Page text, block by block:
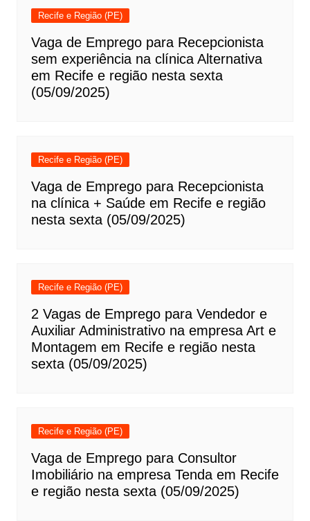
Recife e Região (PE)
Vaga de Emprego para Recepcionista
sem experiência na clínica Alternativa
em Recife e região nesta sexta
(05/09/2025)
Recife e Região (PE)
Vaga de Emprego para Recepcionista
na clínica + Saúde em Recife e região
nesta sexta (05/09/2025)
Recife e Região (PE)
2 Vagas de Emprego para Vendedor e
Auxiliar Administrativo na empresa Art e
Montagem em Recife e região nesta
sexta (05/09/2025)
Recife e Região (PE)
Vaga de Emprego para Consultor
Imobiliário na empresa Tenda em Recife
e região nesta sexta (05/09/2025)